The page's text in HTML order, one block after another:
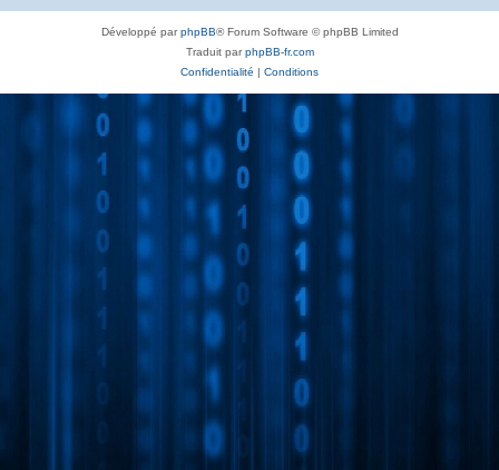
Développé parphpBB® Forum Software © phpBB Limited
Traduit parphpBB-fr.com
Confidentialité | Conditions